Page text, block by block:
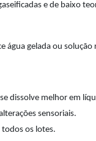
e de baixo
água gelada ou
dissolve melhor em
sensoriais.
todos os lotes.